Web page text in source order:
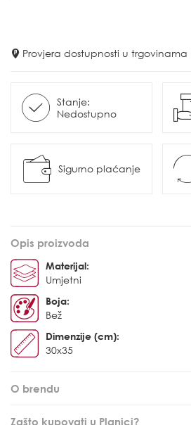
Provjera dostupnosti u trgovinama
Stanje:
Nedostupno
Sigurno plaćanje
Opis proizvoda
Materijal:
Umjetni
Boja:
Bež
Dimenzije (cm):
30x35
O brendu
Zašto kupovati u Planici?